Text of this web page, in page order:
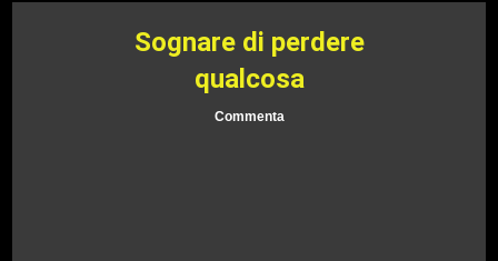
Sognare di perdere
qualcosa
Commenta